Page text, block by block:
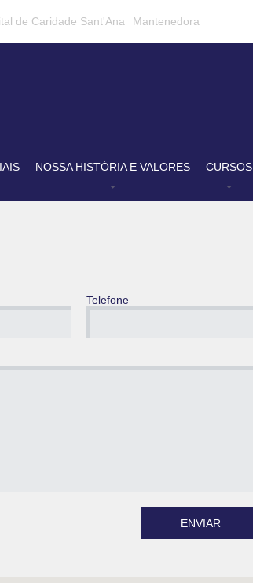
de Caridade Sant'Ana Mantenedora
NOSSA HISTÓRIA E VALORES CURSOS
Telefone
ENVIAR